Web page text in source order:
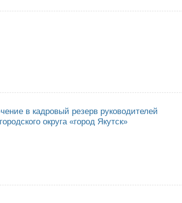
в кадровый резерв руководителей
округа «город Якутск»
в кадровый резерв руководителей муниципальных